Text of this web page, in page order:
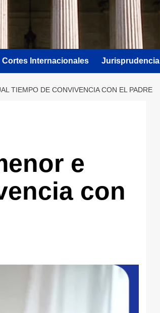
Cortes Internacionales Jurisprudencia
TIEMPO DE CONVIVENCIA CON EL PADRE
e
con